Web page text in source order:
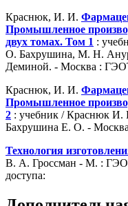
Краснюк, И. И.
Промышленное
двух томах. Том 1 :
О. Бахрушина, М. Н.
Деминой. - Москва :
Краснюк, И. И.
Промышленное
2 : учебник / Краснюк
Бахрушина Е. О. -
Технология
В. А. Гроссман - М. :
доступа: